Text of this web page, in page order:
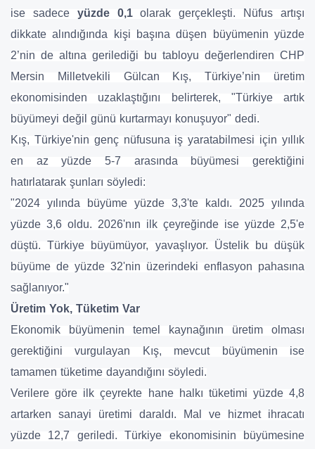
ise sadece yüzde 0,1olarak gerçekleşti. Nüfus artışı
dikkate alındığında kişi başına düşen büyümenin yüzde
2’nin de altına gerilediği bu tabloyu değerlendiren CHP
Mersin Milletvekili Gülcan Kış, Türkiye’nin üretim
ekonomisinden uzaklaştığını belirterek, "Türkiye artık
büyümeyi değil günü kurtarmayı konuşuyor" dedi.
Kış, Türkiye'nin genç nüfusuna iş yaratabilmesi için yıllık
en az yüzde 5-7 arasında büyümesi gerektiğini
hatırlatarak şunları söyledi:
"2024 yılında büyüme yüzde 3,3'te kaldı. 2025 yılında
yüzde 3,6 oldu. 2026'nın ilk çeyreğinde ise yüzde 2,5'e
düştü. Türkiye büyümüyor, yavaşlıyor. Üstelik bu düşük
büyüme de yüzde 32'nin üzerindeki enflasyon pahasına
sağlanıyor."
Üretim Yok, Tüketim Var
Ekonomik büyümenin temel kaynağının üretim olması
gerektiğini vurgulayan Kış, mevcut büyümenin ise
tamamen tüketime dayandığını söyledi.
Verilere göre ilk çeyrekte hane halkı tüketimi yüzde 4,8
artarken sanayi üretimi daraldı. Mal ve hizmet ihracatı
yüzde 12,7 geriledi. Türkiye ekonomisinin büyümesine